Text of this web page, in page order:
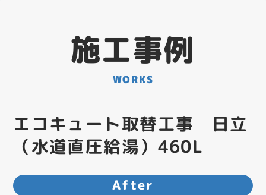
施工事例
WORKS
エコキュート取替工事 日立
（水道直圧給湯）460L
After